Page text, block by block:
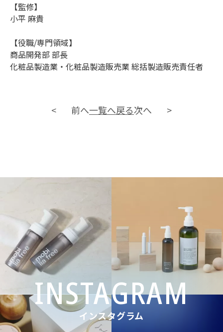
【監修】
小平 麻貴
【役職/専門領域】
商品開発部 部長
化粧品製造業・化粧品製造販売業 総括製造販売責任者
前へ一覧へ戻る次へ
インスタグラム